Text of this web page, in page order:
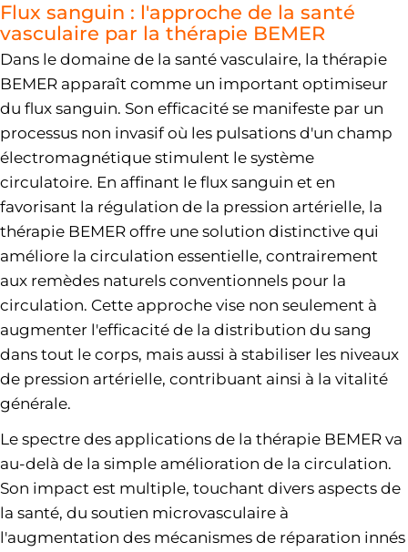
Flux sanguin : l'approche de la santé
vasculaire par la thérapie BEMER
Dans le domaine de la santé vasculaire, la thérapie
BEMER apparaît comme un important optimiseur
du flux sanguin. Son efficacité se manifeste par un
processus non invasif où les pulsations d'un champ
électromagnétique stimulent le système
circulatoire. En affinant le flux sanguin et en
favorisant la régulation de la pression artérielle, la
thérapie BEMER offre une solution distinctive qui
améliore la circulation essentielle, contrairement
aux remèdes naturels conventionnels pour la
circulation. Cette approche vise non seulement à
augmenter l'efficacité de la distribution du sang
dans tout le corps, mais aussi à stabiliser les niveaux
de pression artérielle, contribuant ainsi à la vitalité
générale.
Le spectre des applications de la thérapie BEMER va
au-delà de la simple amélioration de la circulation.
Son impact est multiple, touchant divers aspects de
la santé, du soutien microvasculaire à
l'augmentation des mécanismes de réparation innés